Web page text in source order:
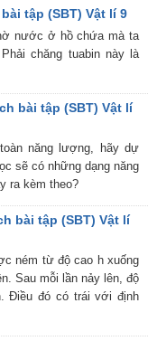
tập (SBT) Vật lí 9
nước ở hồ chứa mà ta
chăng tuabin này là
bài tập (SBT) Vật lí
năng lượng, hãy dự
sẽ có những dạng năng
ra kèm theo?
bài tập (SBT) Vật lí
ném từ độ cao h xuống
Sau mỗi lần nảy lên, độ
Điều đó có trái với định